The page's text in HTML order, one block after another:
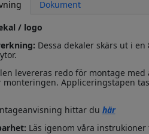
Dokument
/ logo
Dessa dekaler skärs ut i
levereras redo för montage
monteringen. Appliceringstapen
hittar du här
Läs igenom våra